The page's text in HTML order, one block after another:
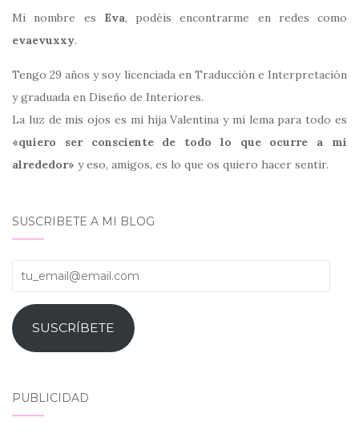
Mi nombre es Eva, podéis encontrarme en redes como
evaevuxxy.
Tengo 29 años y soy licenciada en Traducción e Interpretación
y graduada en Diseño de Interiores.
La luz de mis ojos es mi hija Valentina y mi lema para todo es
«quiero ser consciente de todo lo que ocurre a mi
alrededor» y eso, amigos, es lo que os quiero hacer sentir.
SUSCRIBETE A MI BLOG
tu_email@email.com
SUSCRÍBETE
PUBLICIDAD